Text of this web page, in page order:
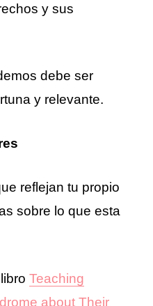
y sus
debe ser
y relevante.
reflejan tu propio
sobre lo que esta
libroTeaching
about Their